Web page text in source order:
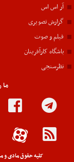
آر اس اس
گزارش تصویری
فیلم و صوت
باشگاه کارآفرینان
نظرسنجی
ما
کلیه حقوق مادی و